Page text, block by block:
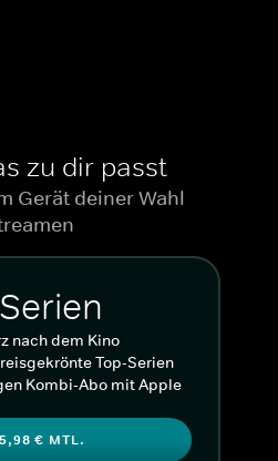
zu dir passt
Gerät deiner Wahl
nach dem Kino
Top-Serien
Kombi-Abo mit Apple
€ MTL.